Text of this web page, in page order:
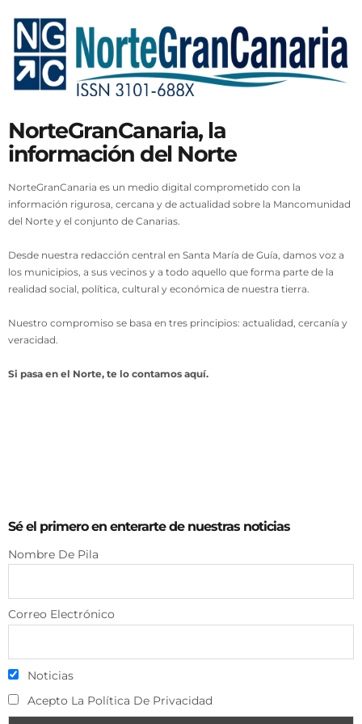
NorteGranCanaria, la
información del Norte
NorteGranCanaria es un medio digital comprometido con la
información rigurosa, cercana y de actualidad sobre la Mancomunidad
del Norte y el conjunto de Canarias.
Desde nuestra redacción central en Santa María de Guía, damos voz a
los municipios, a sus vecinos y a todo aquello que forma parte de la
realidad social, política, cultural y económica de nuestra tierra.
Nuestro compromiso se basa en tres principios: actualidad, cercanía y
veracidad.
Si pasa en el Norte, te lo contamos aquí.
Sé el primero en enterarte de nuestras noticias
Nombre De Pila
Correo Electrónico
Noticias
Acepto La Política De Privacidad